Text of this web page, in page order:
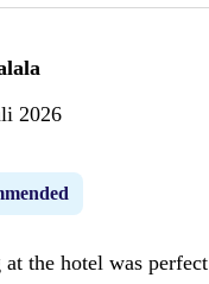
2026
the hotel was perfect